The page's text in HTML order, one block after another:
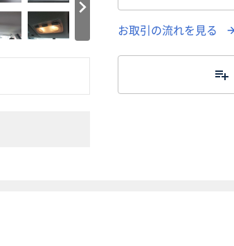
お取引の流れを見る